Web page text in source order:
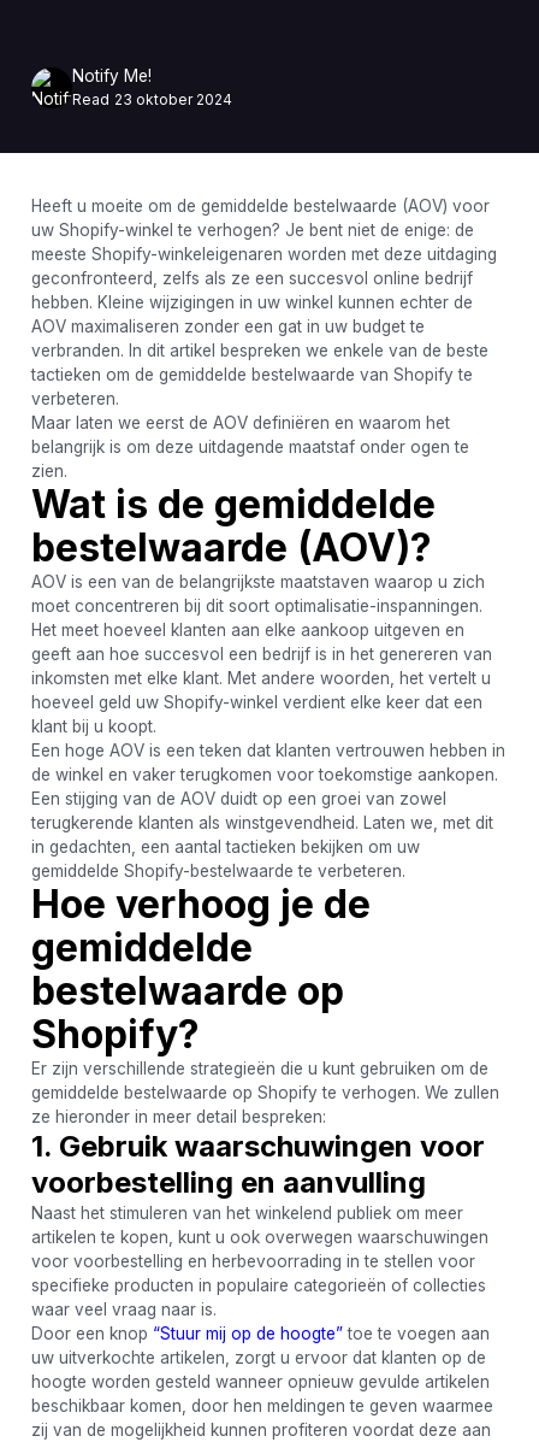
Notify Me!
Read 23 oktober 2024
Heeft u moeite om de gemiddelde bestelwaarde (AOV) voor
uw Shopify-winkel te verhogen? Je bent niet de enige: de
meeste Shopify-winkeleigenaren worden met deze uitdaging
geconfronteerd, zelfs als ze een succesvol online bedrijf
hebben. Kleine wijzigingen in uw winkel kunnen echter de
AOV maximaliseren zonder een gat in uw budget te
verbranden. In dit artikel bespreken we enkele van de beste
tactieken om de gemiddelde bestelwaarde van Shopify te
verbeteren.
Maar laten we eerst de AOV definiëren en waarom het
belangrijk is om deze uitdagende maatstaf onder ogen te
zien.
Wat is de gemiddelde
bestelwaarde (AOV)?
AOV is een van de belangrijkste maatstaven waarop u zich
moet concentreren bij dit soort optimalisatie-inspanningen.
Het meet hoeveel klanten aan elke aankoop uitgeven en
geeft aan hoe succesvol een bedrijf is in het genereren van
inkomsten met elke klant. Met andere woorden, het vertelt u
hoeveel geld uw Shopify-winkel verdient elke keer dat een
klant bij u koopt.
Een hoge AOV is een teken dat klanten vertrouwen hebben in
de winkel en vaker terugkomen voor toekomstige aankopen.
Een stijging van de AOV duidt op een groei van zowel
terugkerende klanten als winstgevendheid. Laten we, met dit
in gedachten, een aantal tactieken bekijken om uw
gemiddelde Shopify-bestelwaarde te verbeteren.
Hoe verhoog je de
gemiddelde
bestelwaarde op
Shopify?
Er zijn verschillende strategieën die u kunt gebruiken om de
gemiddelde bestelwaarde op Shopify te verhogen. We zullen
ze hieronder in meer detail bespreken:
1. Gebruik waarschuwingen voor
voorbestelling en aanvulling
Naast het stimuleren van het winkelend publiek om meer
artikelen te kopen, kunt u ook overwegen waarschuwingen
voor voorbestelling en herbevoorrading in te stellen voor
specifieke producten in populaire categorieën of collecties
waar veel vraag naar is.
Door een knop “Stuur mij op de hoogte”toe te voegen aan
uw uitverkochte artikelen, zorgt u ervoor dat klanten op de
hoogte worden gesteld wanneer opnieuw gevulde artikelen
beschikbaar komen, door hen meldingen te geven waarmee
zij van de mogelijkheid kunnen profiteren voordat deze aan